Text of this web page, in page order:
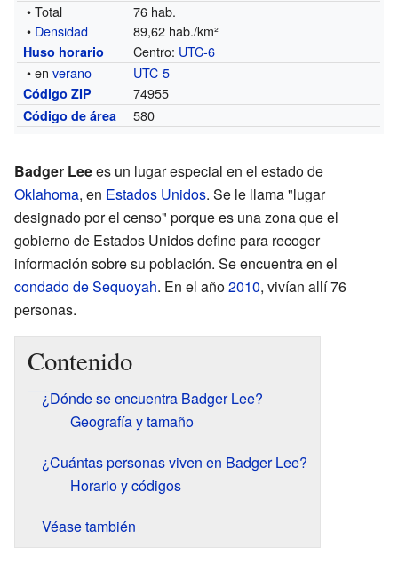
• Total
76 hab.
• Densidad 89,62 hab./km²
Huso horario Centro: UTC-6
• enverano UTC-5
Código ZIP 74955
Código de área 580
Badger Leees un lugar especial en el estado de
Oklahoma, en Estados Unidos. Se le llama "lugar
designado por el censo" porque es una zona que el
gobierno de Estados Unidos define para recoger
información sobre su población. Se encuentra en el
condado de Sequoyah. En el año2010, vivían allí 76
personas.
Contenido
¿Dónde se encuentra Badger Lee?
Geografía y tamaño
¿Cuántas personas viven en Badger Lee?
Horario y códigos
Véase también